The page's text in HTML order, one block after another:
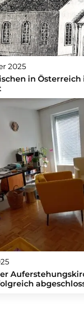
2025
in Österreich